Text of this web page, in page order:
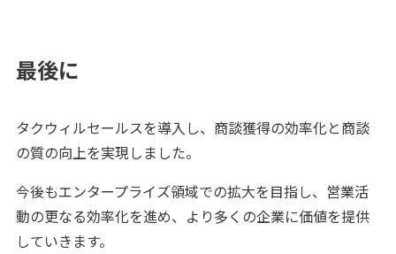
最後に
タクウィルセールスを導入し、商談獲得の効率化と商談
の質の向上を実現しました。
今後もエンタープライズ領域での拡大を目指し、営業活
動の更なる効率化を進め、より多くの企業に価値を提供
していきます。